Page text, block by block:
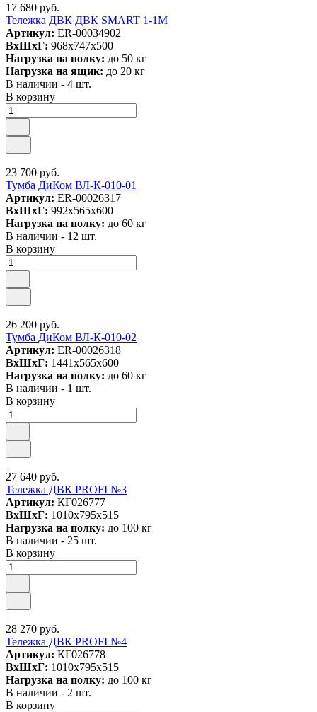
17 680 руб.
Тележка ДВК ДВК SMART 1-1М
Артикул: ER-00034902
ВxШxГ: 968x747x500
Нагрузка на полку: до 50 кг
Нагрузка на ящик: до 20 кг
В наличии - 4 шт.
В корзину
23 700 руб.
Тумба ДиКом ВЛ-К-010-01
Артикул: ER-00026317
ВxШxГ: 992x565x600
Нагрузка на полку: до 60 кг
В наличии - 12 шт.
В корзину
26 200 руб.
Тумба ДиКом ВЛ-К-010-02
Артикул: ER-00026318
ВxШxГ: 1441x565x600
Нагрузка на полку: до 60 кг
В наличии - 1 шт.
В корзину
27 640 руб.
Тележка ДВК PROFI №3
Артикул: КГ026777
ВxШxГ: 1010x795x515
Нагрузка на полку: до 100 кг
В наличии - 25 шт.
В корзину
28 270 руб.
Тележка ДВК PROFI №4
Артикул: КГ026778
ВxШxГ: 1010x795x515
Нагрузка на полку: до 100 кг
В наличии - 2 шт.
В корзину